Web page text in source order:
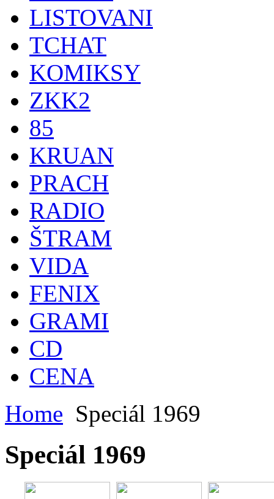
LISTOVANI
TCHAT
KOMIKSY
ZKK2
85
KRUAN
PRACH
RADIO
ŠTRAM
VIDA
FENIX
GRAMI
CD
CENA
Home Speciál 1969
Speciál 1969